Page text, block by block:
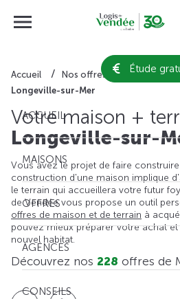
Étude
ACCUEIL
MAISONS
OFFRES
AGENCES
CONSEILS
Accueil Nos offres de maison +
Longeville-sur-Mer
Votre maison +
Longeville-sur-
Vous avez le projet de faire
construction d'une maison implique
le terrain qui accueillera votre futur
de Vendée vous propose un outil
offres de maison et de terrain à
pouvez mieux préparer votre achat
nouvel habitat.
Découvrez nos 228 offres de